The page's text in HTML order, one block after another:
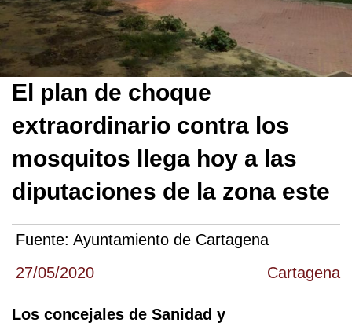
27/05/2020 Cartagena
El plan de choque
extraordinario contra los
mosquitos llega hoy a las
diputaciones de la zona este
Fuente: Ayuntamiento de Cartagena
Los concejales de Sanidad y